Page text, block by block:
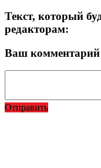
Текст, который
редакторам:
Ваш комментарий
Отправить